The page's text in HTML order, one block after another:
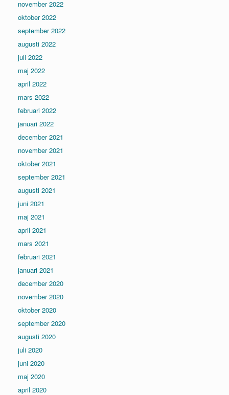
november 2022
oktober 2022
september 2022
augusti 2022
juli 2022
maj 2022
april 2022
mars 2022
februari 2022
januari 2022
december 2021
november 2021
oktober 2021
september 2021
augusti 2021
juni 2021
maj 2021
april 2021
mars 2021
februari 2021
januari 2021
december 2020
november 2020
oktober 2020
september 2020
augusti 2020
juli 2020
juni 2020
maj 2020
april 2020